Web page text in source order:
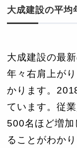
大成建設の平均
大成建設の最
年々右肩上が
かります。
ています。従
500名ほど増加
ることがわかり